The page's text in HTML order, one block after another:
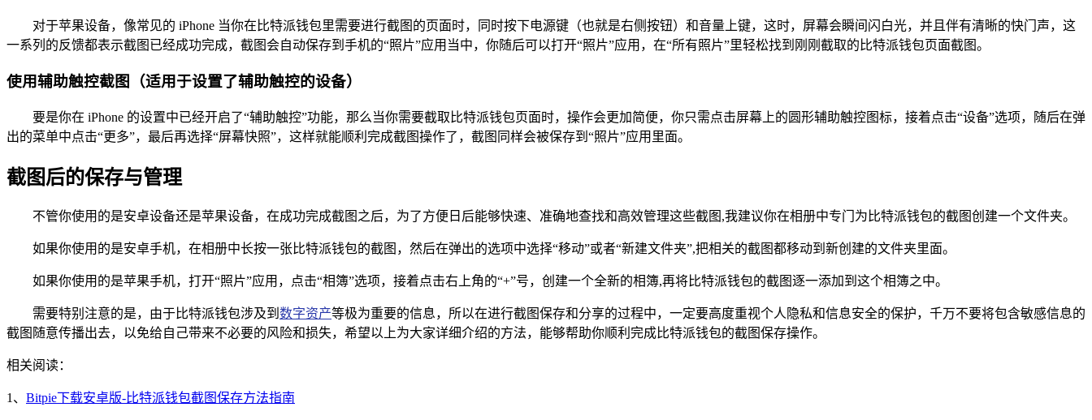
对于苹果设备，像常见的 iPhone 当你在比特派钱包里需要进行截图的页面时，同时按下电源键（也就是右侧按钮）和音量上键，这时，屏幕会瞬间闪白光，并且伴有清晰的快门声，这
一系列的反馈都表示截图已经成功完成，截图会自动保存到手机的“照片”应用当中，你随后可以打开“照片”应用，在“所有照片”里轻松找到刚刚截取的比特派钱包页面截图。
使用辅助触控截图（适用于设置了辅助触控的设备）
要是你在 iPhone 的设置中已经开启了“辅助触控”功能，那么当你需要截取比特派钱包页面时，操作会更加简便，你只需点击屏幕上的圆形辅助触控图标，接着点击“设备”选项，随后在弹
出的菜单中点击“更多”，最后再选择“屏幕快照”，这样就能顺利完成截图操作了，截图同样会被保存到“照片”应用里面。
截图后的保存与管理
不管你使用的是安卓设备还是苹果设备，在成功完成截图之后，为了方便日后能够快速、准确地查找和高效管理这些截图,我建议你在相册中专门为比特派钱包的截图创建一个文件夹。
如果你使用的是安卓手机，在相册中长按一张比特派钱包的截图，然后在弹出的选项中选择“移动”或者“新建文件夹”,把相关的截图都移动到新创建的文件夹里面。
如果你使用的是苹果手机，打开“照片”应用，点击“相簿”选项，接着点击右上角的“+”号，创建一个全新的相簿,再将比特派钱包的截图逐一添加到这个相簿之中。
需要特别注意的是，由于比特派钱包涉及到 数字资产等极为重要的信息，所以在进行截图保存和分享的过程中，一定要高度重视个人隐私和信息安全的保护，千万不要将包含敏感信息的
截图随意传播出去，以免给自己带来不必要的风险和损失，希望以上为大家详细介绍的方法，能够帮助你顺利完成比特派钱包的截图保存操作。
相关阅读：
1、 Bitpie下载安卓版-比特派钱包截图保存方法指南